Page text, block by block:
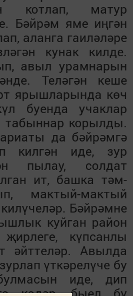
котлап, матур
Бәйрәм яме иңгән
аланга гаиләләре
кунак килде.
авыл урамнарын
Теләгән кеше
ярышларында көч
буенда учаклар
корылды.
да бәйрәмгә
килгән иде, зур
пылау, солдат
ит, башка тәм-
мактый-мактый
Бәйрәмне
куйган район
күпсанлы
әйттеләр. Авылда
үткәрелүче бу
иде, дип